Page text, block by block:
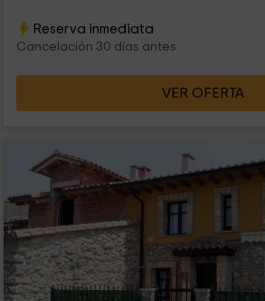
Reserva inmediata
Cancelación 30 días antes
VER OFERTA